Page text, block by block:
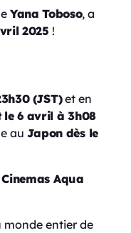
Yana Toboso, a
2025 !
(JST)et en
le 6 avril à 3h08
au Japon dès le
Aqua
entier de